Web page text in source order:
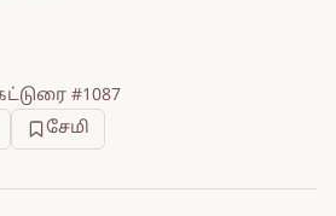
#1087
சேமி